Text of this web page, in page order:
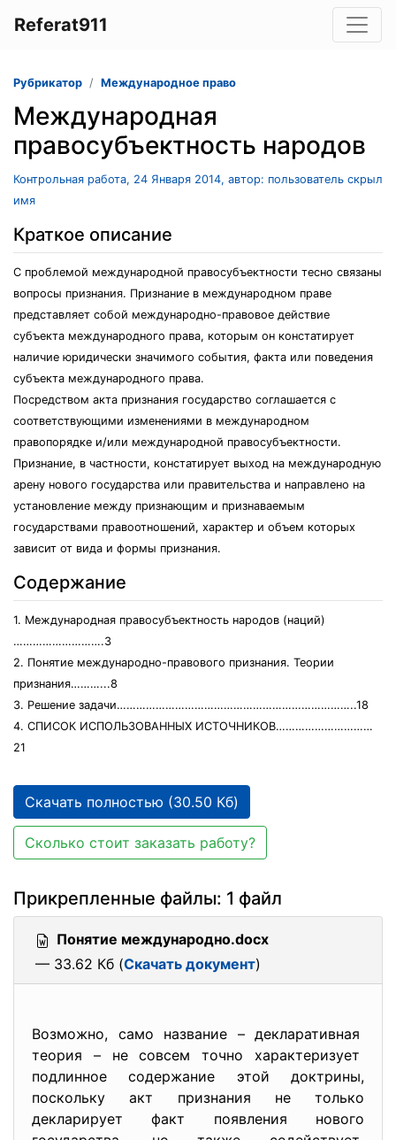
Referat911
Рубрикатор Международное право
Международная
правосубъектность народов
Контрольная работа, 24 Января 2014, автор: пользователь скрыл
имя
Краткое описание
С проблемой международной правосубъектности тесно связаны
вопросы признания. Признание в международном праве
представляет собой международно-правовое действие
субъекта международного права, которым он констатирует
наличие юридически значимого события, факта или поведения
субъекта международного права.
Посредством акта признания государство соглашается с
соответствующими изменениями в международном
правопорядке и/или международной правосубъектности.
Признание, в частности, констатирует выход на международную
арену нового государства или правительства и направлено на
установление между признающим и признаваемым
государствами правоотношений, характер и объем которых
зависит от вида и формы признания.
Содержание
1. Международная правосубъектность народов (наций)
……………………….3
2. Понятие международно-правового признания. Теории
признания………...8
3. Решение задачи………………………………………………………………..18
4. СПИСОК ИСПОЛЬЗОВАННЫХ ИСТОЧНИКОВ…………………………
21
Скачать полностью (30.50 Кб)
Сколько стоит заказать работу?
Прикрепленные файлы: 1 файл
Понятие международно.docx
— 33.62 Кб (Скачать документ)
Возможно, само название – декларативная
теория – не совсем точно характеризует
подлинное содержание этой доктрины,
поскольку акт признания не только
декларирует факт появления нового